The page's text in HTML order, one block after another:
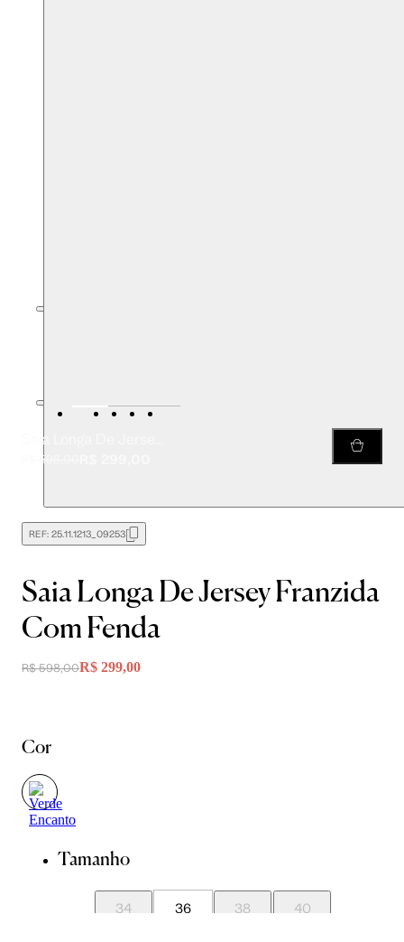
R$ 598,00
REF: 25.11.1213_09253
Saia Longa De Jersey Franzida
Com Fenda
R$ 598,00R$ 299,00
Cor
Tamanho
34 36 38 40